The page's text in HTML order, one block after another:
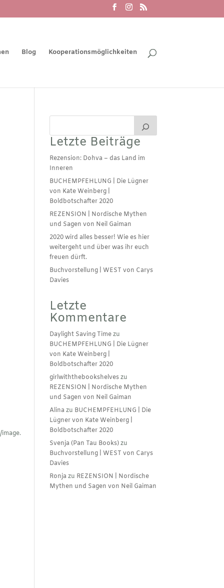
Blog Kooperationsmöglichkeiten
Letzte Beiträge
Rezension: Dohva – das Land im
Inneren
BUCHEMPFEHLUNG | Die Lügner
von Kate Weinberg |
Boldbotschafter 2020
REZENSION | Nordische Mythen
und Sagen von Neil Gaiman
2020 wird alles besser! Wie es hier
weitergeht und über was ihr euch
freuen dürft.
Buchvorstellung | WEST von Carys
Davies
Letzte
Kommentare
Daylight Saving Timezu
BUCHEMPFEHLUNG | Die Lügner
von Kate Weinberg |
Boldbotschafter 2020
girlwiththebookshelveszu
REZENSION | Nordische Mythen
und Sagen von Neil Gaiman
Alina zu BUCHEMPFEHLUNG | Die
Lügner von Kate Weinberg |
Boldbotschafter 2020
Svenja (Pan Tau Books)zu
Buchvorstellung | WEST von Carys
Davies
Ronja zu REZENSION | Nordische
Mythen und Sagen von Neil Gaiman